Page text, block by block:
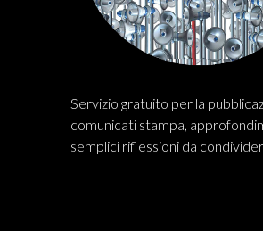
Servizio gratuito per la
comunicati stampa,
semplici riflessioni da